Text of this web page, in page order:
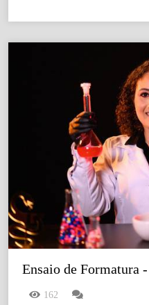
Ensaio de Formatura
162